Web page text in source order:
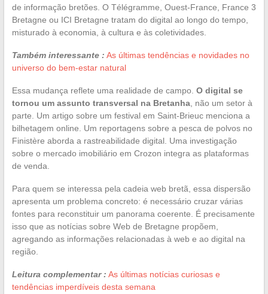
de informação bretões. O Télégramme, Ouest-France, France 3
Bretagne ou ICI Bretagne tratam do digital ao longo do tempo,
misturado à economia, à cultura e às coletividades.
Também interessante : As últimas tendências e novidades no
universo do bem-estar natural
Essa mudança reflete uma realidade de campo. O digital se
tornou um assunto transversal na Bretanha, não um setor à
parte. Um artigo sobre um festival em Saint-Brieuc menciona a
bilhetagem online. Um reportagens sobre a pesca de polvos no
Finistère aborda a rastreabilidade digital. Uma investigação
sobre o mercado imobiliário em Crozon integra as plataformas
de venda.
Para quem se interessa pela cadeia web bretã, essa dispersão
apresenta um problema concreto: é necessário cruzar várias
fontes para reconstituir um panorama coerente. É precisamente
isso que as notícias sobre Web de Bretagne propõem,
agregando as informações relacionadas à web e ao digital na
região.
Leitura complementar : As últimas notícias curiosas e
tendências imperdíveis desta semana